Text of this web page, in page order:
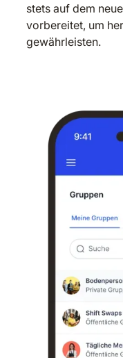
stets auf dem
vorbereitet, um
gewährleisten.